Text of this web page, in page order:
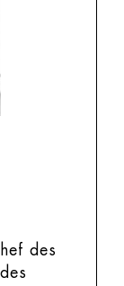
des